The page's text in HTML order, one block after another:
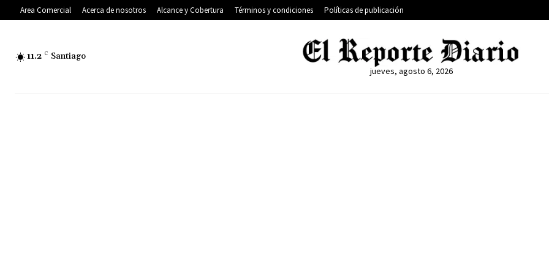
Area Comercial Acerca de nosotros Alcance y Cobertura Términos y condiciones Políticas de publicación
11.2 C Santiago
jueves, agosto 6, 2026